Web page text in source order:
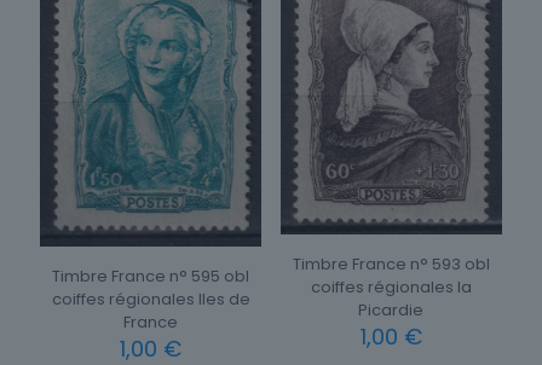
Timbre France n° 595 obl
coiffes régionales Iles de
France
1,00 €
Timbre France n° 593 obl
coiffes régionales la
Picardie
1,00 €